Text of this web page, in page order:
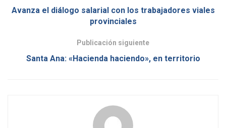
Avanza el diálogo salarial con los trabajadores viales
provinciales
Publicación siguiente
Santa Ana: «Hacienda haciendo», en territorio